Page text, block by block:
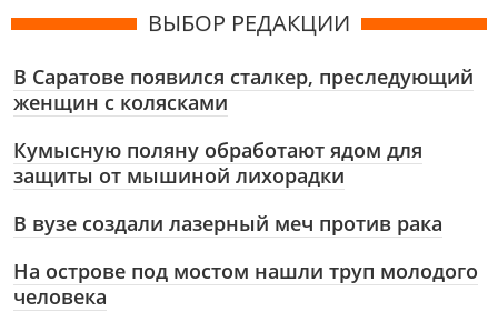
ВЫБОР РЕДАКЦИИ
В Саратове появился сталкер, преследующий
женщин с колясками
Кумысную поляну обработают ядом для
защиты от мышиной лихорадки
В вузе создали лазерный меч против рака
На острове под мостом нашли труп молодого
человека